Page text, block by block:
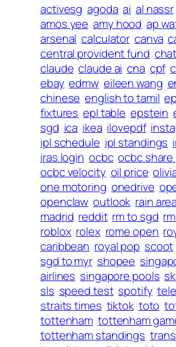
activesg agoda ai al nassr
amos yee amy hood ap
arsenal calculator canva
central provident fund
claude claude ai cna cpf
ebay edmw eileen wang
chinese english to tamil
fixtures epl table epstein
sgd ica ikea ilovepdf
ipl schedule ipl standings
iras login ocbc ocbc share
ocbc velocity oil price
one motoring onedrive
openclaw outlook rain
madrid reddit rm to sgd
roblox rolex rome open
caribbean royal pop scoot
sgd to myr shopee
airlines singapore pools
sls speed test spotify
straits times tiktok toto
tottenham tottenham
tottenham standings